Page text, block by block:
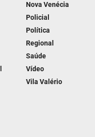
Nova Venécia
Policial
Política
Regional
Saúde
Vídeo
Vila Valério